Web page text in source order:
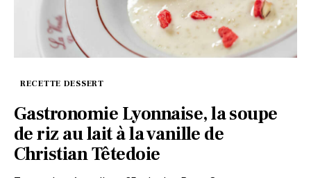
RECETTE DESSERT
Gastronomie Lyonnaise, la soupe
de riz au lait à la vanille de
Christian Têtedoie